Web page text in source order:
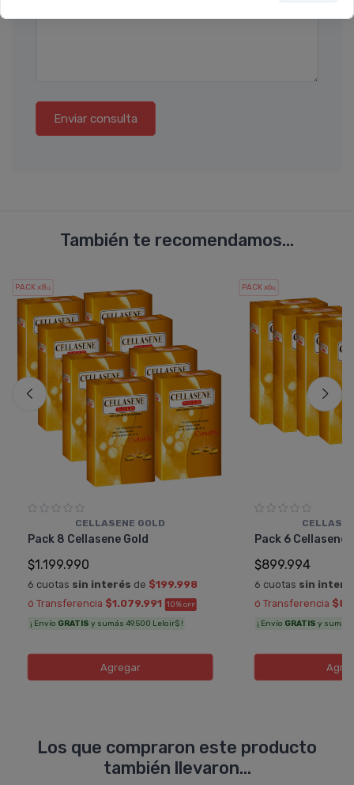
Enviar consulta
También te recomendamos...
PACK x8u.
CELLASENE GOLD
Pack 8 Cellasene Gold
$1.199.990
6 cuotas sin interés de $199.998
ó Transferencia $1.079.991 10% OFF
¡ Envío GRATIS y sumás 49.500 Leloir$ !
Agregar
PACK x6u.
Pack 6 Cellasene
$899.994
6 cuotas sin
ó Transferencia
¡ Envío GRATIS y sumás
Los que compraron este producto
también llevaron...